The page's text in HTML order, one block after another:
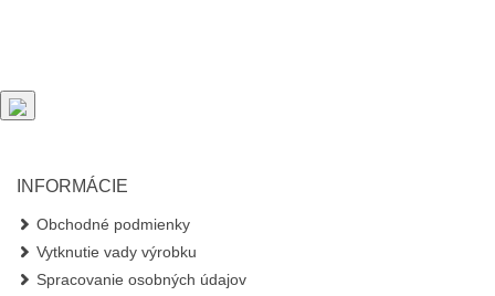
INFORMÁCIE
Obchodné podmienky
Vytknutie vady výrobku
Spracovanie osobných údajov